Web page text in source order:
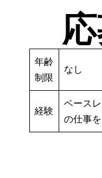
年齢
制限
なし
経験
ベース
の仕事